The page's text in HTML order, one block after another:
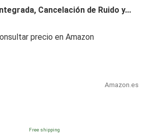
Cancelación de Ruido y...
precio en Amazon
Amazon.es
Free shipping